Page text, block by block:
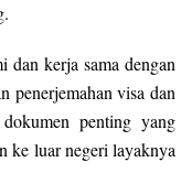
kerja sama dengan
penerjemahan visa dan
penting yang
ke luar negeri layaknya